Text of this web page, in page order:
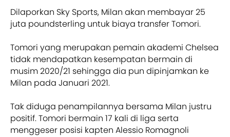
Dilaporkan Sky Sports, Milan akan membayar 25
juta poundsterling untuk biaya transfer Tomori.
Tomori yang merupakan pemain akademi Chelsea
tidak mendapatkan kesempatan bermain di
musim 2020/21 sehingga dia pun dipinjamkan ke
Milan pada Januari 2021.
Tak diduga penampilannya bersama Milan justru
positif. Tomori bermain 17 kali di liga serta
menggeser posisi kapten Alessio Romagnoli